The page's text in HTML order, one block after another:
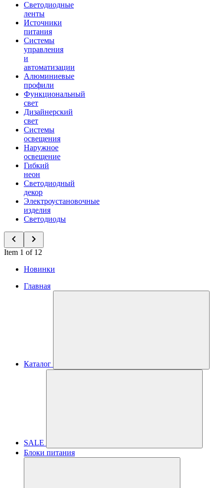
Светодиодные
ленты
Источники
питания
Системы
управления
и
автоматизации
Алюминиевые
профили
Функциональный
свет
Дизайнерский
свет
Системы
освещения
Наружное
освещение
Гибкий
неон
Светодиодный
декор
Электроустановочные
изделия
Светодиоды
Item 1 of 12
Новинки
Главная
Каталог
SALE
Блоки питания